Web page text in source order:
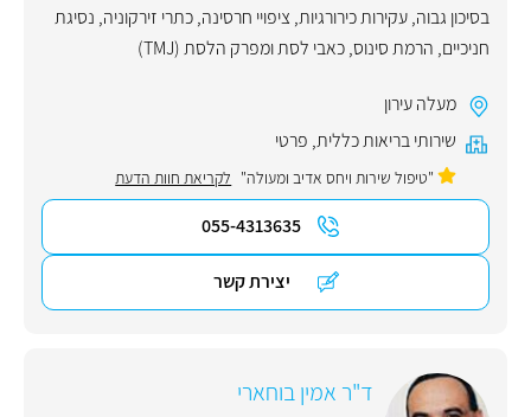
בסיכון גבוה,עקירות כירורגיות, ציפויי חרסינה,כתרי זירקוניה, נסיגת
חניכיים, הרמת סינוס,כאבי לסת ומפרק הלסת (TMJ)
מעלה עירון
שירותי בריאות כללית, פרטי
"טיפול שירות ויחס אדיב ומעולה" לקריאת חוות הדעת
055-4313635
יצירת קשר
ד"ר אמין בוחארי